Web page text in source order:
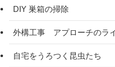
DIY 巣箱の掃除
外構工事 アプローチのラ
自宅をうろつく昆虫たち